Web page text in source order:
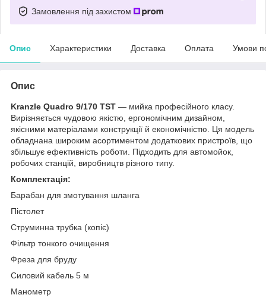
Замовлення під захистом
Опис Характеристики Доставка Оплата Умови
Опис
Kranzle Quadro 9/170 TST — мийка професійного класу.
Вирізняється чудовою якістю, ергономічним дизайном,
якісними матеріалами конструкції й економічністю. Ця модель
обладнана широким асортиментом додаткових пристроїв, що
збільшує ефективність роботи. Підходить для автомойок,
робочих станцій, виробництв різного типу.
Комплектація:
Барабан для змотування шланга
Пістолет
Струминна трубка (копіє)
Фільтр тонкого очищення
Фреза для бруду
Силовий кабель 5 м
Манометр